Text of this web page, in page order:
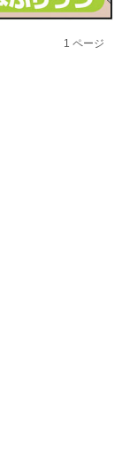
1 ページ